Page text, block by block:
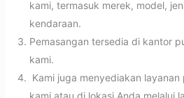
kami, termasuk merek, model,
kendaraan.
Pemasangan tersedia di kantor
kami.
Kami juga menyediakan
kami atau di lokasi Anda melalui